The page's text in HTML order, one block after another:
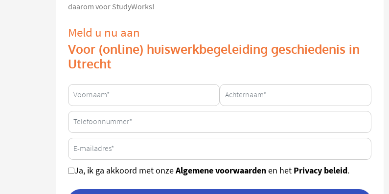
daarom voor StudyWorks!
Meld u nu aan
Voor (online) huiswerkbegeleiding geschiedenis in
Utrecht
Ja, ik ga akkoord met onzeAlgemene voorwaardenen het Privacy beleid.